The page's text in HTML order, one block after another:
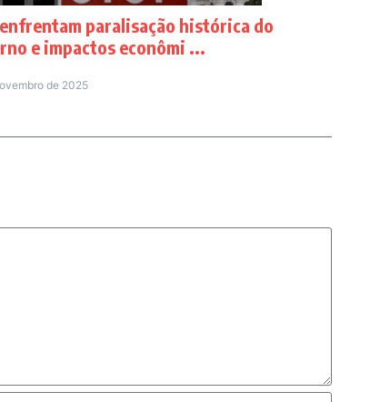
paralisação histórica do
e impactos econômi ...
de 2025